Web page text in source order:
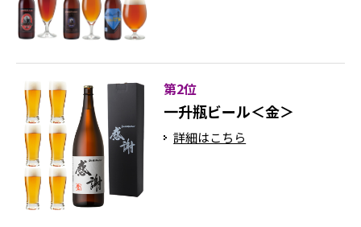
第2位
一升瓶ビール＜金＞
詳細はこちら